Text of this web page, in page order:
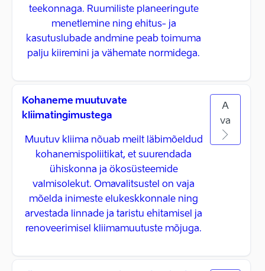
teekonnaga. Ruumiliste planeeringute
menetlemine ning ehitus- ja
kasutuslubade andmine peab toimuma
palju kiiremini ja vähemate normidega.
Kohaneme muutuvate
kliimatingimustega
Muutuv kliima nõuab meilt läbimõeldud
kohanemispoliitikat, et suurendada
ühiskonna ja ökosüsteemide
valmisolekut. Omavalitsustel on vaja
mõelda inimeste elukeskkonnale ning
arvestada linnade ja taristu ehitamisel ja
renoveerimisel kliimamuutuste mõjuga.
A
va